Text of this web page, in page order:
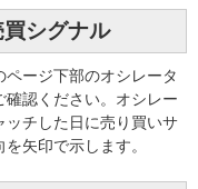
シグナル
ージ下部のオシレータ
認ください。オシレー
ッチした日に売り買いサ
矢印で示します。